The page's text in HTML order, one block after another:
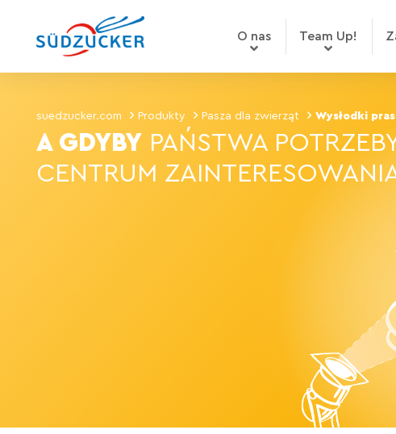
O nas Team Up!
suedzucker.com Produkty Pasza dla zwierząt Wysłodki
A GDYBY PAŃSTWA
CENTRUM